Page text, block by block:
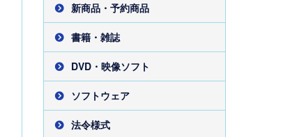
新商品・予約商品
書籍・雑誌
DVD・映像ソフト
ソフトウェア
法令様式